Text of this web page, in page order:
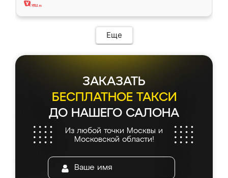
Еще
ЗАКАЗАТЬ
БЕСПЛАТНОЕ ТАКСИ
ДО НАШЕГО САЛОНА
Из любой точки Москвы и
Московской области!